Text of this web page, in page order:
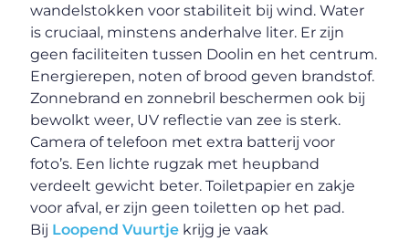
wandelstokken voor stabiliteit bij wind. Water
is cruciaal, minstens anderhalve liter. Er zijn
geen faciliteiten tussen Doolin en het centrum.
Energierepen, noten of brood geven brandstof.
Zonnebrand en zonnebril beschermen ook bij
bewolkt weer, UV reflectie van zee is sterk.
Camera of telefoon met extra batterij voor
foto’s. Een lichte rugzak met heupband
verdeelt gewicht beter. Toiletpapier en zakje
voor afval, er zijn geen toiletten op het pad.
Bij Loopend Vuurtje krijg je vaak